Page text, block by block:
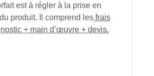
est à régler à la prise en
produit. Il comprend lesfrais
+ main d’œuvre + devis.